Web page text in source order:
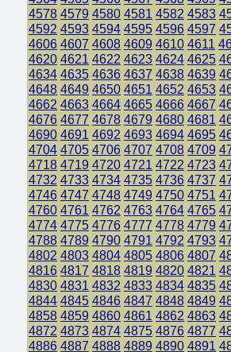
4578 4579 4580 4581 4582 4583
4592 4593 4594 4595 4596 4597
4606 4607 4608 4609 4610 4611
4620 4621 4622 4623 4624 4625
4634 4635 4636 4637 4638 4639
4648 4649 4650 4651 4652 4653
4662 4663 4664 4665 4666 4667
4676 4677 4678 4679 4680 4681
4690 4691 4692 4693 4694 4695
4704 4705 4706 4707 4708 4709
4718 4719 4720 4721 4722 4723
4732 4733 4734 4735 4736 4737
4746 4747 4748 4749 4750 4751
4760 4761 4762 4763 4764 4765
4774 4775 4776 4777 4778 4779
4788 4789 4790 4791 4792 4793
4802 4803 4804 4805 4806 4807
4816 4817 4818 4819 4820 4821
4830 4831 4832 4833 4834 4835
4844 4845 4846 4847 4848 4849
4858 4859 4860 4861 4862 4863
4872 4873 4874 4875 4876 4877
4886 4887 4888 4889 4890 4891